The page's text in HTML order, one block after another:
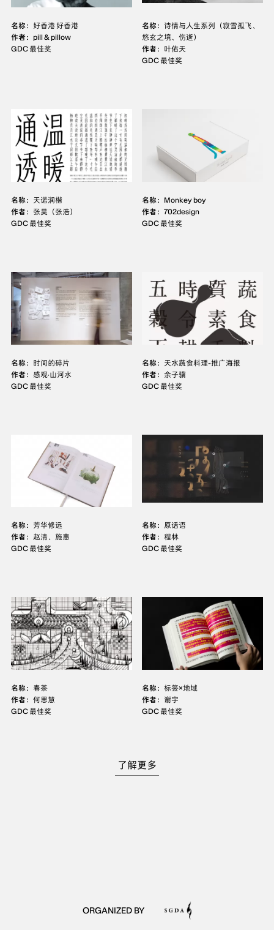
名称： 好香港 好香港
作者： pill & pillow
GDC 最佳奖
名称：诗情与人生系列（寂雪孤飞、
悠玄之境、伤逝）
作者： 叶佑天
GDC 最佳奖
名称： 天诺润楷
作者： 张昊（张浩）
GDC 最佳奖
名称： Monkey boy
作者：702design
GDC 最佳奖
名称： 时间的碎片
作者： 感观·山河水
GDC 最佳奖
名称： 天水蔬食料理-推广海报
作者：余子骥
GDC 最佳奖
名称： 芳华修远
作者： 赵清、施惠
GDC 最佳奖
名称： 原话语
作者：程林
GDC 最佳奖
名称： 春茶
作者： 何思慧
GDC 最佳奖
名称：标签×地域
作者：谢宇
GDC 最佳奖
了解更多
ORGANIZED BY